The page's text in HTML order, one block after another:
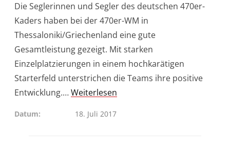
Die Seglerinnen und Segler des deutschen 470er-
Kaders haben bei der 470er-WM in
Thessaloniki/Griechenland eine gute
Gesamtleistung gezeigt. Mit starken
Einzelplatzierungen in einem hochkarätigen
Starterfeld unterstrichen die Teams ihre positive
Entwicklung.…Weiterlesen
Datum 18. Juli 2017